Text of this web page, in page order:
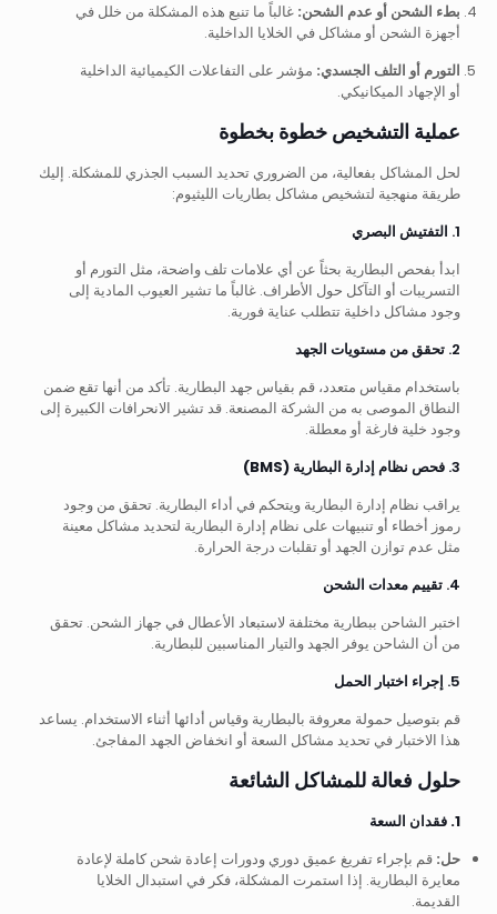
بطء الشحن أو عدم الشحن: غالباً ما تنبع هذه المشكلة من خلل في
أجهزة الشحن أو مشاكل في الخلايا الداخلية.
التورم أو التلف الجسدي: مؤشر على التفاعلات الكيميائية الداخلية
أو الإجهاد الميكانيكي.
عملية التشخيص خطوة بخطوة
لحل المشاكل بفعالية، من الضروري تحديد السبب الجذري للمشكلة. إليك
طريقة منهجية لتشخيص مشاكل بطاريات الليثيوم:
1. التفتيش البصري
ابدأ بفحص البطارية بحثاً عن أي علامات تلف واضحة، مثل التورم أو
التسريبات أو التآكل حول الأطراف. غالباً ما تشير العيوب المادية إلى
وجود مشاكل داخلية تتطلب عناية فورية.
2. تحقق من مستويات الجهد
باستخدام مقياس متعدد، قم بقياس جهد البطارية. تأكد من أنها تقع ضمن
النطاق الموصى به من الشركة المصنعة. قد تشير الانحرافات الكبيرة إلى
وجود خلية فارغة أو معطلة.
3. فحص نظام إدارة البطارية (BMS)
يراقب نظام إدارة البطارية ويتحكم في أداء البطارية. تحقق من وجود
رموز أخطاء أو تنبيهات على نظام إدارة البطارية لتحديد مشاكل معينة
مثل عدم توازن الجهد أو تقلبات درجة الحرارة.
4. تقييم معدات الشحن
اختبر الشاحن ببطارية مختلفة لاستبعاد الأعطال في جهاز الشحن. تحقق
من أن الشاحن يوفر الجهد والتيار المناسبين للبطارية.
5. إجراء اختبار الحمل
قم بتوصيل حمولة معروفة بالبطارية وقياس أدائها أثناء الاستخدام. يساعد
هذا الاختبار في تحديد مشاكل السعة أو انخفاض الجهد المفاجئ.
حلول فعالة للمشاكل الشائعة
1. فقدان السعة
حل: قم بإجراء تفريغ عميق دوري ودورات إعادة شحن كاملة لإعادة
معايرة البطارية. إذا استمرت المشكلة، فكر في استبدال الخلايا
القديمة.